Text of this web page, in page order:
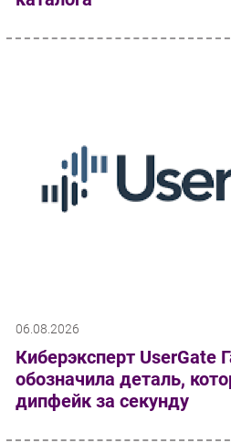
06.08.2026
Киберэксперт UserGate
обозначила деталь,
дипфейк за секунду